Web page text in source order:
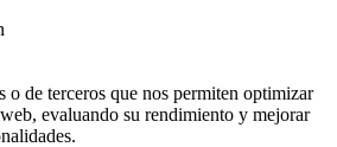
o de terceros que nos permiten optimizar
evaluando su rendimiento y mejorar